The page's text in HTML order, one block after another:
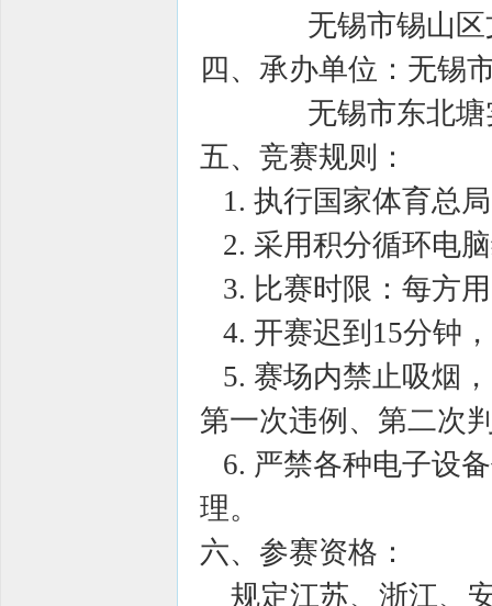
无锡市锡山区
四、承办单位：无锡
无锡市东北塘
五、竞赛规则：
1. 执行国家体育总
2. 采用积分循环电
3. 比赛时限：每方
4. 开赛迟到15分钟
5. 赛场内禁止吸烟
第一次违例、第二次
6. 严禁各种电子设
理。
六、参赛资格：
规定江苏、浙江、